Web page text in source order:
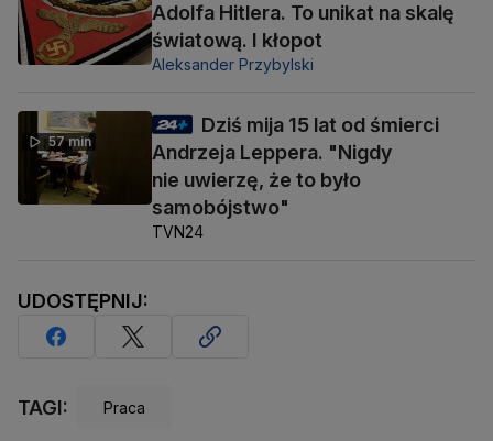
Adolfa Hitlera. To unikat na skalę
światową. I kłopot
Aleksander Przybylski
57 min
Dziś mija 15 lat od śmierci
Andrzeja Leppera. "Nigdy
nie uwierzę, że to było
samobójstwo"
TVN24
UDOSTĘPNIJ:
TAGI: Praca